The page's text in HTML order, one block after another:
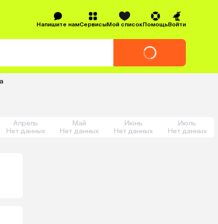
Напишите намСервисыМой списокПомощьВойти
Апрель
Нет данных
Май
Нет данных
Июнь
Нет данных
Июль
Нет данных